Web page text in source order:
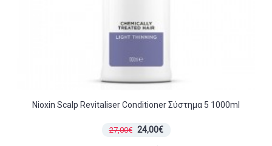
Nioxin Scalp Revitaliser Conditioner Σύστημα 5 1000ml
27,00€ 24,00€